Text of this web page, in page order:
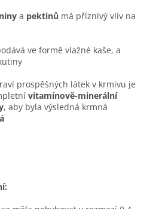
a pektinů má příznivý vliv na
ve formě vlažné kaše, a
prospěšných látek v krmivu je
vitamínově-minerální
, aby byla výsledná krmná